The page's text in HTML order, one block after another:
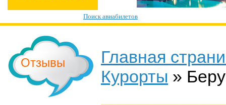
Поиск авиабилетов
Отзывы
Главная
Курорты »